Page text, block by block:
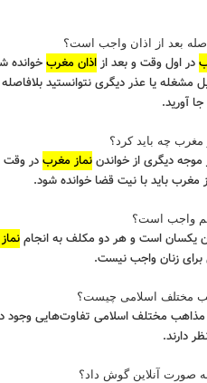
بعد از اذان واجب است؟
در اول وقت و بعد ازاذان مغربخوانده
مشغله یا عذر دیگری نتوانستید بلافاصله
آورید.
چه باید کرد؟
موجه دیگری از خواندننماز مغربدر وقت
مغرب باید با نیت قضا خوانده شود.
هم واجب است؟
یکسان است و هر دو مکلف به انجام
زنان واجب نیست.
مختلف اسلامی چیست؟
مذاهب مختلف اسلامی تفاوت‌هایی وجود
دارند.
صورت آنلاین گوش داد؟